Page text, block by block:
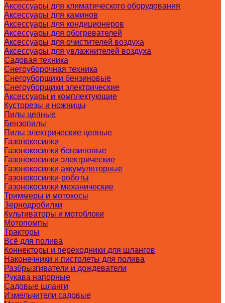
Аксессуары для климатического оборудования
Аксессуары для каминов
Аксессуары для кондиционеров
Аксессуары для обогревателей
Аксессуары для очистителей воздуха
Аксессуары для увлажнителей воздуха
Садовая техника
Снегоуборочная техника
Снегоуборщики бензиновые
Снегоуборщики электрические
Аксессуары и комплектующие
Кусторезы и ножницы
Пилы цепные
Бензопилы
Пилы электрические цепные
Газонокосилки
Газонокосилки бензиновые
Газонокосилки электрические
Газонокосилки аккумуляторные
Газонокосилки-роботы
Газонокосилки механические
Триммеры и мотокосы
Зернодробилки
Культиваторы и мотоблоки
Мотопомпы
Тракторы
Всё для полива
Коннекторы и переходники для шлангов
Наконечники и пистолеты для полива
Разбрызгиватели и дождеватели
Рукава напорные
Садовые шланги
Измельчители садовые